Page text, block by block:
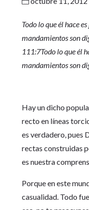
Todo lo que él hace
mandamientos son
111:7Todo lo que él
mandamientos son
Hay un dicho
recto en líneas
es verdadero, pues
rectas construidas
es nuestra
Porque en este
casualidad. Todo